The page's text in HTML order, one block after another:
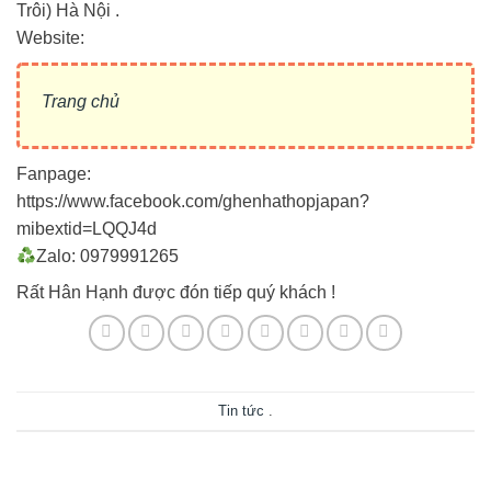
Trôi) Hà Nội .
Website:
Trang chủ
Fanpage:
https://www.facebook.com/ghenhathopjapan?
mibextid=LQQJ4d
Zalo: 0979991265
Rất Hân Hạnh được đón tiếp quý khách !
Tin tức